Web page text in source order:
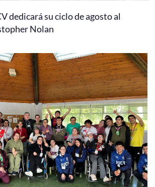
dedicará su ciclo de agosto al
Nolan